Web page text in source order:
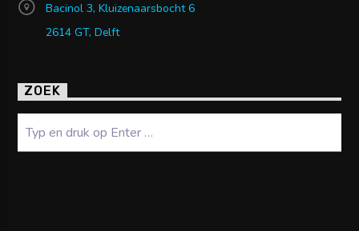
Bacinol 3, Kluizenaarsbocht 6
2614 GT, Delft
ZOEK